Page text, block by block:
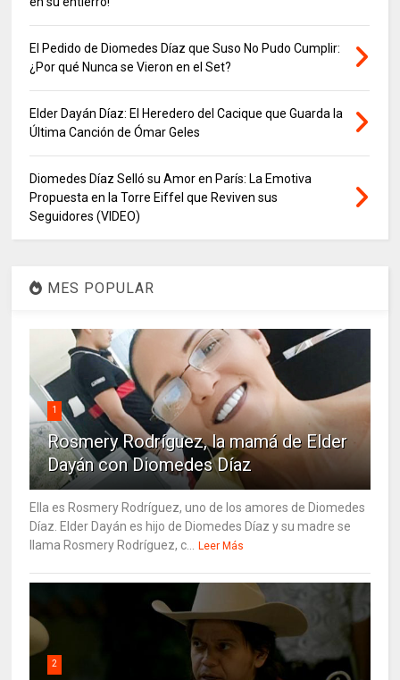
El Pedido de Diomedes Díaz que Suso No Pudo Cumplir:
¿Por qué Nunca se Vieron en el Set?
Elder Dayán Díaz: El Heredero del Cacique que Guarda la
Última Canción de Ómar Geles
Diomedes Díaz Selló su Amor en París: La Emotiva
Propuesta en la Torre Eiffel que Reviven sus
Seguidores (VIDEO)
MES POPULAR
1
Rosmery Rodríguez, la mamá de Elder
Dayán con Diomedes Díaz
Ella es Rosmery Rodríguez, uno de los amores de Diomedes
Díaz. Elder Dayán es hijo de Diomedes Díaz y su madre se
llama Rosmery Rodríguez, c... Leer Más
2